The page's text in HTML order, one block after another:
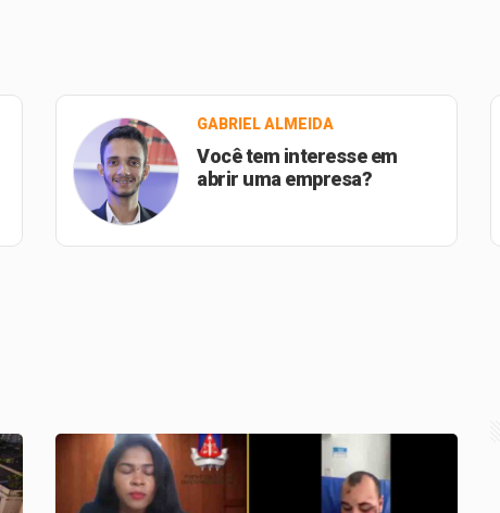
GABRIEL ALMEIDA
Você tem interesse em
abrir uma empresa?